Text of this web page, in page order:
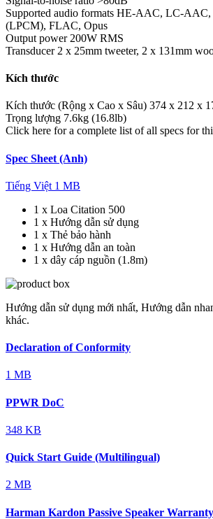
Supported audio formats HE-AAC, LC-AAC,
(LPCM), FLAC, Opus
Output power 200W RMS
Transducer 2 x 25mm tweeter, 2 x 131mm
Kích thước
Kích thước (Rộng x Cao x Sâu) 374 x 212 x
Trọng lượng 7.6kg (16.8lb)
Click here for a complete list of all specs for
Spec Sheet (Anh)
Tiếng Việt 1 MB
1 x Loa Citation 500
1 x Hướng dẫn sử dụng
1 x Thẻ bảo hành
1 x Hướng dẫn an toàn
1 x dây cáp nguồn (1.8m)
Hướng dẫn sử dụng mới nhất, Hướng dẫn
khác.
Declaration of Conformity
1 MB
PPWR DoC
348 KB
Quick Start Guide (Multilingual)
2 MB
Harman Kardon Passive Speaker